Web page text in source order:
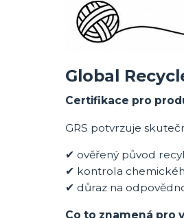
Global
Certifikace pro
GRS potvrzuje
✔ ověřený původ
✔ kontrola
✔ důraz na
Co to znamená pro